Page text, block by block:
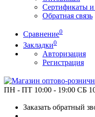
Сертификаты и
Обратная связь
Сравнение0
Закладки0
Авторизация
Регистрация
ПН - ПТ 10:00 - 19:00 СБ
Заказать обратный